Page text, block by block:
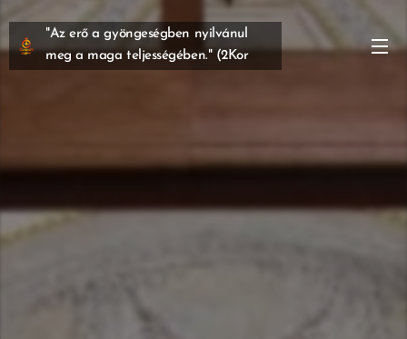
"Az erő a gyöngeségben nyilvánul
meg a maga teljességében." (2Kor